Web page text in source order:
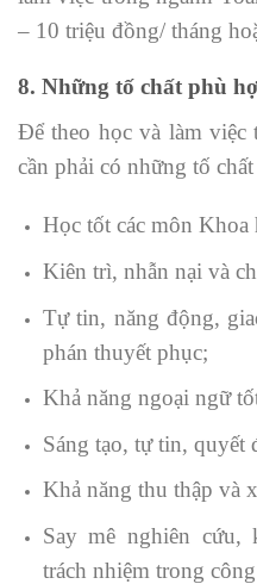
– 10 triệu đồng/ tháng
8. Những tố chất phù
Để theo học và làm việc
cần phải có những tố chất
Học tốt các môn Khoa
Kiên trì, nhẫn nại và
Tự tin, năng động,
phán thuyết phục;
Khả năng ngoại ngữ
Sáng tạo, tự tin, quyết
Khả năng thu thập và
Say mê nghiên cứu,
trách nhiệm trong